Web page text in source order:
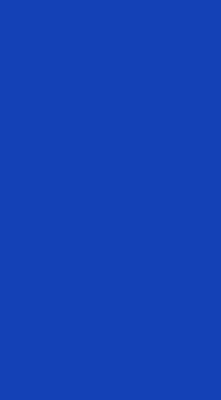
Наша компания
- отличном,
Мы гарантируем
удобно для вас! Не упускайте
от них даром – у нас
Таким образом, вы
и наши специалисты проведут
заработать на ненужных
цены за ваши часы,
и гарантируем быструю и